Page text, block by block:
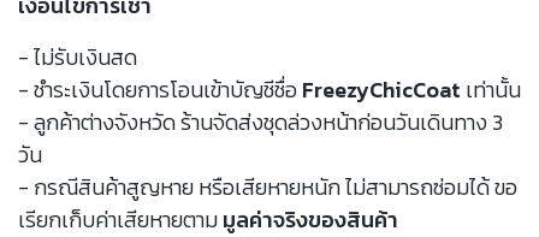
- ไม่รับเงินสด
- ชำระเงินโดยการโอนเข้าบัญชีชื่อFreezyChicCoat เท่านั้น
- ลูกค้าต่างจังหวัด ร้านจัดส่งชุดล่วงหน้าก่อนวันเดินทาง 3
วัน
- กรณีสินค้าสูญหาย หรือเสียหายหนัก ไม่สามารถซ่อมได้ ขอ
เรียกเก็บค่าเสียหายตามมูลค่าจริงของสินค้า